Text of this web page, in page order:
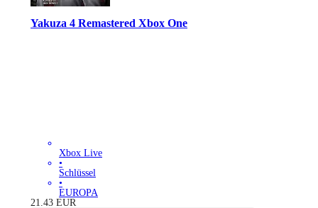
Yakuza 4 Remastered Xbox One
Xbox Live
•
Schlüssel
•
EUROPA
21.43 EUR